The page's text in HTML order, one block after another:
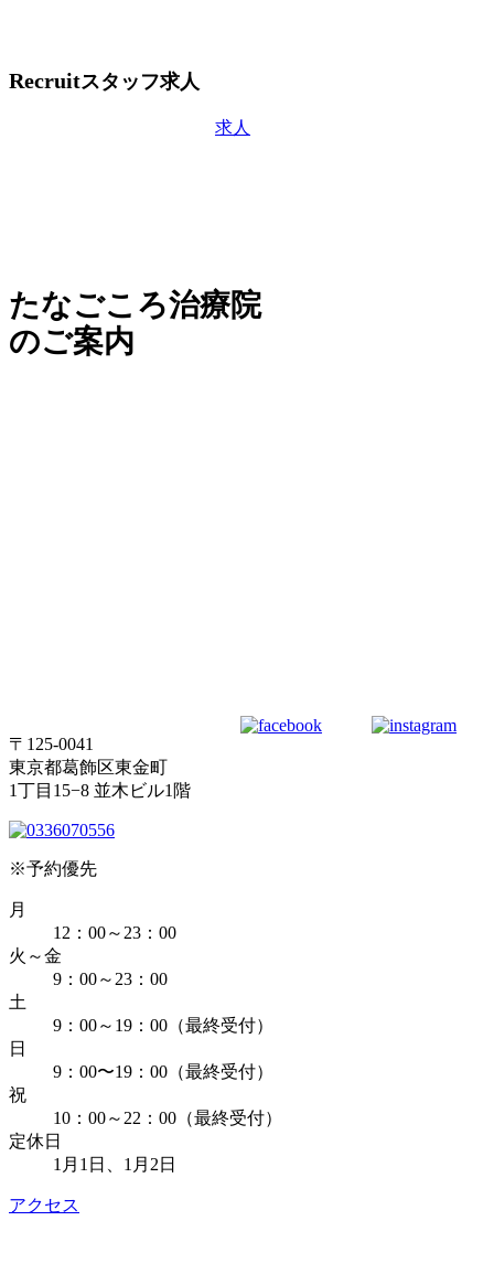
Recruitスタッフ求人
求人
たなごころ治療院
のご案内
〒125-0041
東京都葛飾区東金町
1丁目15−8 並木ビル1階
※予約優先
月
12：00～23：00
火～金
9：00～23：00
土
9：00～19：00（最終受付）
日
9：00〜19：00（最終受付）
祝
10：00～22：00（最終受付）
定休日
1月1日、1月2日
アクセス